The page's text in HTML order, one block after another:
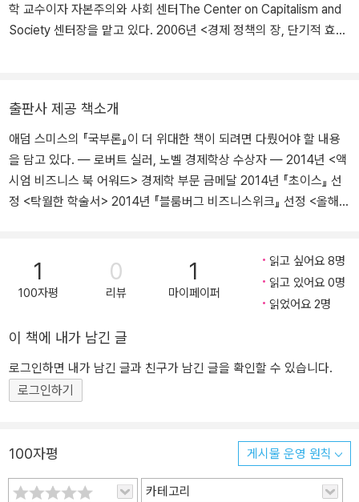
학 교수이자 자본주의와 사회 센터The Center on Capitalism and
Society 센터장을 맡고 있다. 2006년 <경제 정책의 장, 단기적 효과
(1997), Structural Slumps(1994), Seven Schools of Macroec
onomic Thought(1990) 등이 있으며, 정기적으로 「파이낸셜 타임
스」와 「뉴욕 타임스」에 기고하고 있다.
출판사 제공 책소개
애덤 스미스의 『국부론』이 더 위대한 책이 되려면 다뤘어야 할 내용
을 담고 있다. ― 로버트 실러, 노벨 경제학상 수상자 ― 2014년 <액
시엄 비즈니스 북 어워드> 경제학 부문 금메달 2014년 『초이스』 선
정 <탁월한 학술서> 2014년 『블룸버그 비즈니스위크』 선정 <올해의
을 수상한 저명한 경제학자 에드먼드 펠프스의 최신작이다. 경제학자
들과 전문가들은 이 책을 펠프스 만년의 역작으로, 대가의 통찰이 집
약된 대담하고 위대한 책으로 평가했다. 그들은 입을 모아 새로운 고
부를 만드는지, 그리고 그 번영의 원천이 왜 오늘날 위협받고 있는지
에 대해 완전히 새로운 주장을 내놓는다. 펠프스는 혁신의 문화, 근대
적 가치의 추구가 번영의 원천이라고 주장한다. 그에 따르면 국가의
는 <좋은 삶>을 영유하는 것이 바로 번영이다. 19세기에 출현한 근대
와 제도를 정비했고, 따라서 전에 없는 번영을 구가할 수 있었다. 이러
1
100자평
0
리뷰
1
마이페이퍼
읽고 싶어요 8명
읽고 있어요 0명
읽었어요 2명
이 책에 내가 남긴 글
로그인하면 내가 남긴 글과 친구가 남긴 글을 확인할 수 있습니다.
로그인하기
100자평 게시물 운영 원칙
카테고리